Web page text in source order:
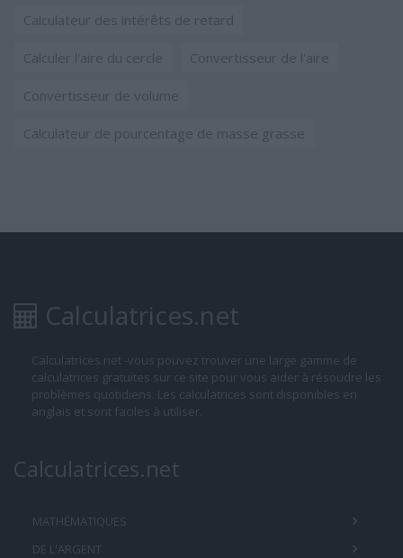
Calculateur des intérêts de retard
Calculer l'aire du cercle Convertisseur de l'aire
Convertisseur de volume
Calculateur de pourcentage de masse grasse
Calculatrices.net
Calculatrices.net -vous pouvez trouver une large gamme de
calculatrices gratuites sur ce site pour vous aider à résoudre les
problèmes quotidiens. Les calculatrices sont disponibles en
anglais et sont faciles à utiliser.
Calculatrices.net
MATHÉMATIQUES
DE L'ARGENT